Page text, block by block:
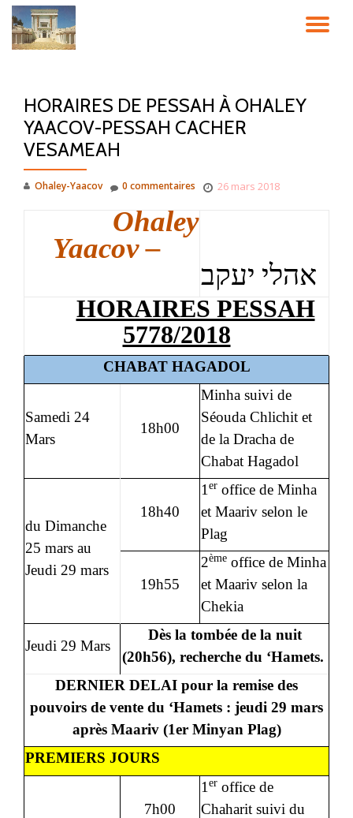
Aller
HORAIRES DE PESSAH À OHALEY
YAACOV-PESSAH CACHER
VESAMEAH
Ohaley-Yaacov 26 mars 2018
0 commentaires
Ohaley
Yaacov –
אהלי יעקב
HORAIRES PESSAH
5778/2018
CHABAT HAGADOL
Samedi 24
Mars
18h00
Minha suivi de
Séouda Chlichit et
de la Dracha de
Chabat Hagadol
du Dimanche
25 mars au
Jeudi 29 mars
18h40
1 er office de Minha
et Maariv selon le
Plag
19h55
2ème office de Minha
et Maariv selon la
Chekia
Jeudi 29 Mars
Dès la tombée de la nuit
(20h56), recherche du ‘Hamets.
DERNIER DELAI pour la remise des
pouvoirs de vente du ‘Hamets : jeudi 29 mars
après Maariv (1er Minyan Plag)
PREMIERS JOURS
7h00
1 er office de
Chaharit suivi du